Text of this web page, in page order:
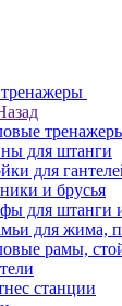
для штанги
для
и брусья
для штанги
для жима,
рамы,
станции